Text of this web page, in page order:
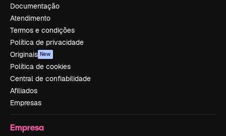
Documentação
Atendimento
Termos e condições
Política de privacidade
Originais New
Política de cookies
Central de confiabilidade
Afiliados
Empresas
Empresa